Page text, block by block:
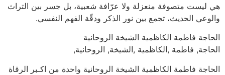
هي ليست متصوفة منعزلة ولا عرّافة شعبية، بل جسر بين التراث
والوعي الحديث، تجمع بين نور الذكر ودقّة الفهم النفسي.
الحاجة فاطمة الكاظمية الشيخة الروحانية
الحاجة, فاطمة ,الكاظمية ,الشيخة, الروحانية,
الحاجة فاطمة الكاظمية الشيخة الروحانية واحدة من اكـبر الرقاة